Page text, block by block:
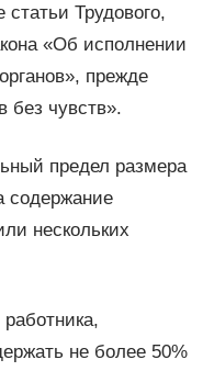
Трудового,
«Об исполнении
прежде
без чувств».
предел размера
содержание
нескольких
не более 50%